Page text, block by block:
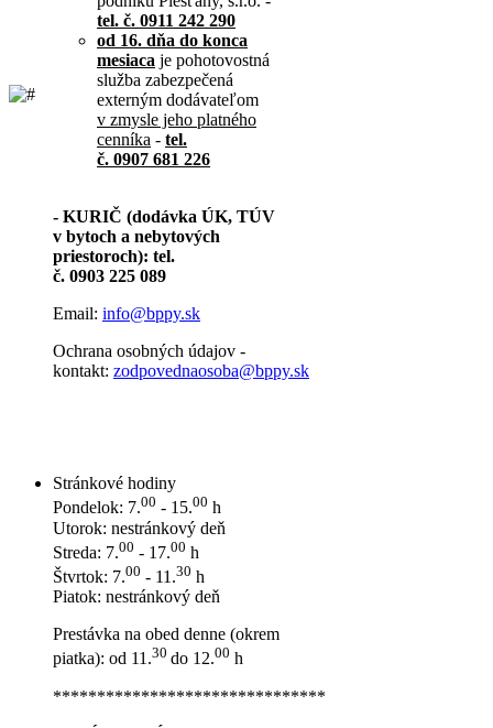
tel. č. 0911 242 290
od 16. dňa do konca
mesiaca je pohotovostná
služba zabezpečená
externým dodávateľom
v zmysle jeho platného
cenníka - tel.
č. 0907 681 226
- KURIČ (dodávka ÚK, TÚV
v bytoch a nebytových
priestoroch): tel.
č. 0903 225 089
Email: info@bppy.sk
Ochrana osobných údajov -
kontakt: zodpovednaosoba@bppy.sk
Stránkové hodiny
Pondelok: 7.00 - 15.00 h
Utorok: nestránkový deň
Streda: 7.00 - 17.00 h
Štvrtok: 7.00 - 11.30 h
Piatok: nestránkový deň
Prestávka na obed denne (okrem
piatka): od 11.30 do 12.00 h
*******************************